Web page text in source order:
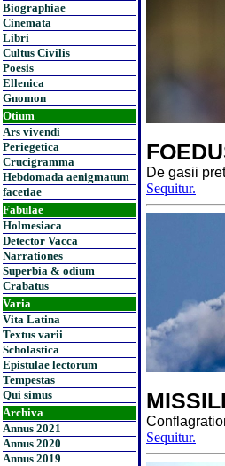
Biographiae
Cinemata
Libri
Cultus Civilis
Poesis
Ellenica
Gnomon
Otium
Ars vivendi
Periegetica
Crucigramma
Hebdomada aenigmatum
facetiae
Fabulae
Holmesiaca
Detector Vacca
Narrationes
Superbia & odium
Crabatus
Varia
Vita Latina
Textus varii
Scholastica
Epistulae lectorum
Tempestas
Qui simus
Archiva
Annus 2021
Annus 2020
Annus 2019
De gasii
Sequitur.
Sequitur.